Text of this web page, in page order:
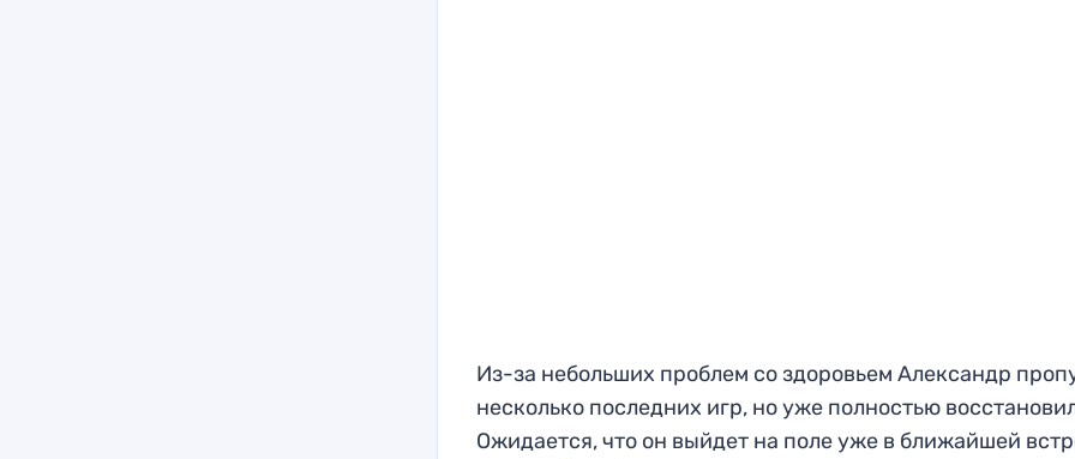
Из-за небольших проблем со здоровьем Александр
несколько последних игр, но уже полностью
Ожидается, что он выйдет на поле уже в ближайшей